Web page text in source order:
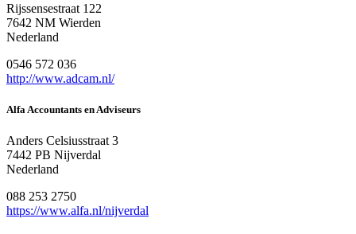
Rijssensestraat 122
7642 NM Wierden
Nederland
0546 572 036
http://www.adcam.nl/
Alfa Accountants en Adviseurs
Anders Celsiusstraat 3
7442 PB Nijverdal
Nederland
088 253 2750
https://www.alfa.nl/nijverdal